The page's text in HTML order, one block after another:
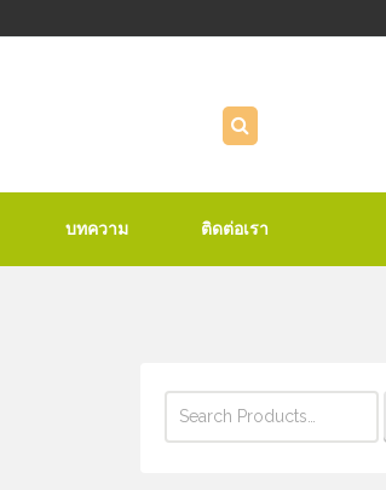
บทความ ติดต่อเรา
for: